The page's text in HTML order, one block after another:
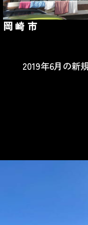
岡崎市
2019年6月の新